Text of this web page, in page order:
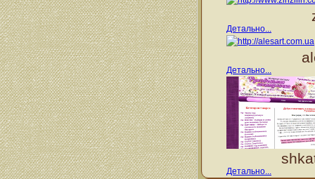
Детально...
Детально...
Детально...